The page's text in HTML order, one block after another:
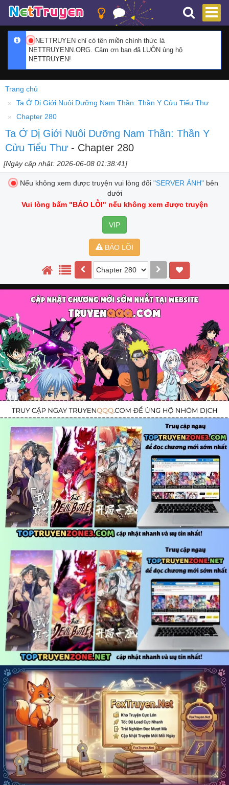
NETTRUYEN chỉ có tên miền chính thức là
NETTRUYENN.ORG. Cảm ơn bạn đã LUÔN ủng hộ
NETTRUYEN!
Trang chủ
Ta Ở Dị Giới Nuôi Dưỡng Nam Thần: Thần Y Cửu Tiểu Thư
Chapter 280
Ta Ở Dị Giới Nuôi Dưỡng Nam Thần: Thần Y
Cửu Tiểu Thư - Chapter 280
[Ngày cập nhật: 2026-06-08 01:38:41]
Nếu không xem được truyện vui lòng đổi "SERVER ẢNH"bên
dưới
Vui lòng bấm "BÁO LỖI" nếu không xem được truyện
VIP
BÁO LỖI